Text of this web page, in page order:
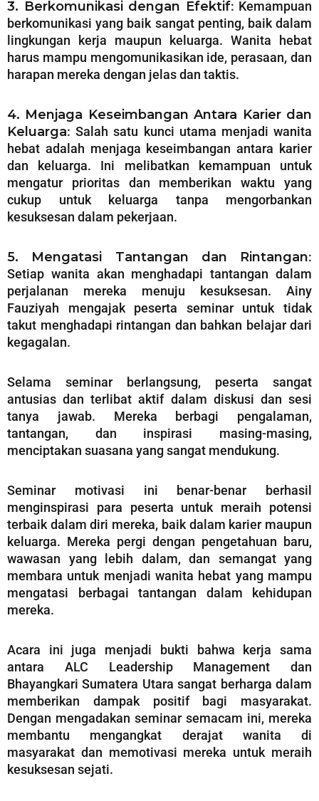
3. Berkomunikasi dengan Efektif: Kemampuan
berkomunikasi yang baik sangat penting, baik dalam
lingkungan kerja maupun keluarga. Wanita hebat
harus mampu mengomunikasikan ide, perasaan, dan
harapan mereka dengan jelas dan taktis.
4. Menjaga Keseimbangan Antara Karier dan
Keluarga: Salah satu kunci utama menjadi wanita
hebat adalah menjaga keseimbangan antara karier
dan keluarga. Ini melibatkan kemampuan untuk
mengatur prioritas dan memberikan waktu yang
cukup untuk keluarga tanpa mengorbankan
kesuksesan dalam pekerjaan.
5. Mengatasi Tantangan dan Rintangan:
Setiap wanita akan menghadapi tantangan dalam
perjalanan mereka menuju kesuksesan. Ainy
Fauziyah mengajak peserta seminar untuk tidak
takut menghadapi rintangan dan bahkan belajar dari
kegagalan.
Selama seminar berlangsung, peserta sangat
antusias dan terlibat aktif dalam diskusi dan sesi
tanya jawab. Mereka berbagi pengalaman,
tantangan, dan inspirasi masing-masing,
menciptakan suasana yang sangat mendukung.
Seminar motivasi ini benar-benar berhasil
menginspirasi para peserta untuk meraih potensi
terbaik dalam diri mereka, baik dalam karier maupun
keluarga. Mereka pergi dengan pengetahuan baru,
wawasan yang lebih dalam, dan semangat yang
membara untuk menjadi wanita hebat yang mampu
mengatasi berbagai tantangan dalam kehidupan
mereka.
Acara ini juga menjadi bukti bahwa kerja sama
antara ALC Leadership Management dan
Bhayangkari Sumatera Utara sangat berharga dalam
memberikan dampak positif bagi masyarakat.
Dengan mengadakan seminar semacam ini, mereka
membantu mengangkat derajat wanita di
masyarakat dan memotivasi mereka untuk meraih
kesuksesan sejati.